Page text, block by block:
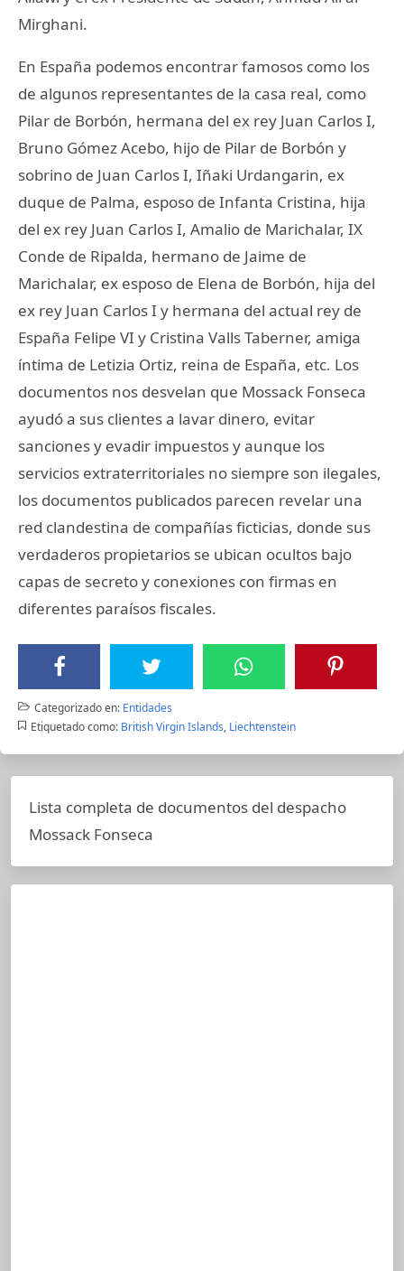
Mirghani.
En España podemos encontrar famosos como los
de algunos representantes de la casa real, como
Pilar de Borbón, hermana del ex rey Juan Carlos I,
Bruno Gómez Acebo, hijo de Pilar de Borbón y
sobrino de Juan Carlos I, Iñaki Urdangarin, ex
duque de Palma, esposo de Infanta Cristina, hija
del ex rey Juan Carlos I, Amalio de Marichalar, IX
Conde de Ripalda, hermano de Jaime de
Marichalar, ex esposo de Elena de Borbón, hija del
ex rey Juan Carlos I y hermana del actual rey de
España Felipe VI y Cristina Valls Taberner, amiga
íntima de Letizia Ortiz, reina de España, etc. Los
documentos nos desvelan que Mossack Fonseca
ayudó a sus clientes a lavar dinero, evitar
sanciones y evadir impuestos y aunque los
servicios extraterritoriales no siempre son ilegales,
los documentos publicados parecen revelar una
red clandestina de compañías ficticias, donde sus
verdaderos propietarios se ubican ocultos bajo
capas de secreto y conexiones con firmas en
diferentes paraísos fiscales.
Categorizado en: Entidades
Etiquetado como: British Virgin Islands, Liechtenstein
Lista completa de documentos del despacho
Mossack Fonseca